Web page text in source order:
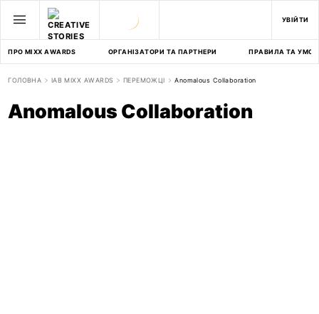
УВІЙТИ
ПРО MIXX AWARDS ОРГАНІЗАТОРИ ТА ПАРТНЕРИ ПРАВИЛА ТА
ГОЛОВНА IAB MIXX AWARDS ПЕРЕМОЖЦІ Anomalous Collaboration
Anomalous Collaboration